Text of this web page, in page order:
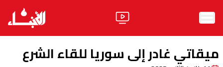
ميقاتي غادر إلى سوريا للقاء الشرع